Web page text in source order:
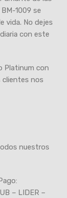
1009 se
vida. No dejes
con este
Platinum con
clientes nos
nuestros
– LIDER –